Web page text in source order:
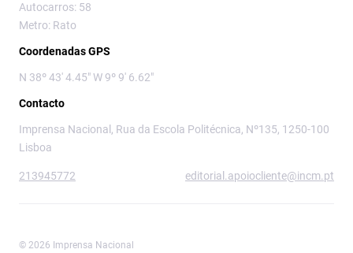
Autocarros: 58
Metro: Rato
Coordenadas GPS
N 38º 43' 4.45" W 9º 9' 6.62"
Contacto
Imprensa Nacional, Rua da Escola Politécnica, Nº135, 1250-100
Lisboa
213945772 editorial.apoiocliente@incm.pt
© 2026 Imprensa Nacional